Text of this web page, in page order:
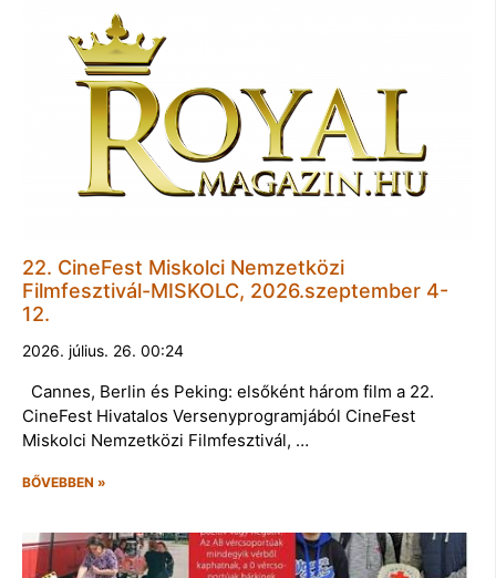
22. CineFest Miskolci Nemzetközi
Filmfesztivál-MISKOLC, 2026.szeptember 4-
12.
2026. július. 26. 00:24
Cannes, Berlin és Peking: elsőként három film a 22.
CineFest Hivatalos Versenyprogramjából CineFest
Miskolci Nemzetközi Filmfesztivál, …
BŐVEBBEN »